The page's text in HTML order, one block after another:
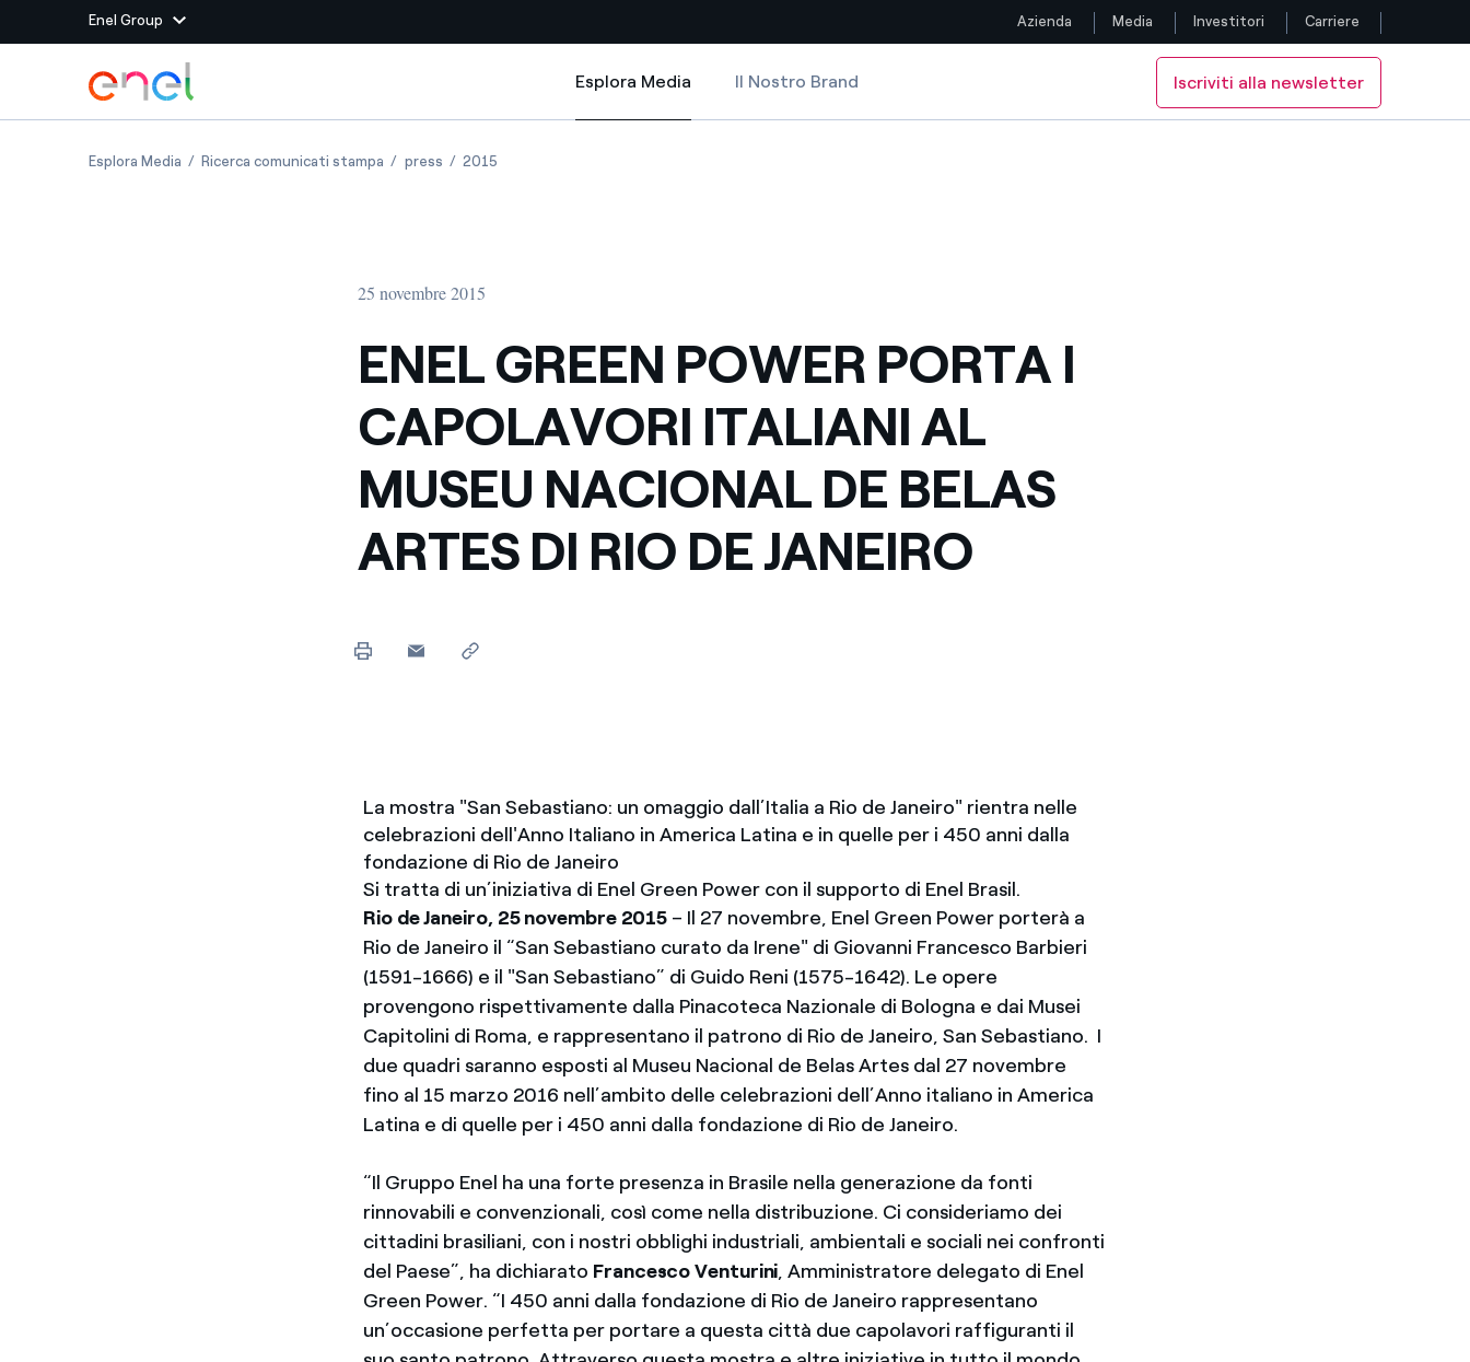
Enel Group
Siti del Gruppo
Enel Green Power Produciamo energia pulita da fonti rinnovabili
Massimizziamo la creazione di valore grazie al
rapporto con i nostri fornitori
energia pulita
Raccontiamo la storia dell'elettricità in Italia
Siti Paese
Colombia
Iberia
Italia
Nord America
Seguici
Vai al contenuto principale
Azienda Media Investitori Carriere
Esplora Media
Esplora Media
Il Nostro Brand Iscriviti alla newsletter
Esplora MediaENEL GREEN POWER PORTA I CAPOLAVORI ITALIANI AL MUSEU NACIONAL DE BELAS ARTES DI RIO DE JANEIRO
Ricerca comunicati stampa ENEL GREEN POWER PORTA I CAPOLAVORI ITALIANI AL MUSEU NACIONAL DE BELAS ARTES DI RIO DE JANEIRO
pressENEL GREEN POWER PORTA I CAPOLAVORI ITALIANI AL MUSEU NACIONAL DE BELAS ARTES DI RIO DE JANEIRO
2015
25 novembre 2015
ENEL GREEN POWER PORTA I
CAPOLAVORI ITALIANI AL
MUSEU NACIONAL DE BELAS
ARTES DI RIO DE JANEIRO
La mostra "San Sebastiano: un omaggio dall’Italia a Rio de Janeiro" rientra nelle
celebrazioni dell'Anno Italiano in America Latina e in quelle per i 450 anni dalla
fondazione di Rio de Janeiro
Si tratta di un’iniziativa di Enel Green Power con il supporto di Enel Brasil.
Rio de Janeiro, 25 novembre 2015 – Il 27 novembre, Enel Green Power porterà a
Rio de Janeiro il “San Sebastiano curato da Irene" di Giovanni Francesco Barbieri
(1591-1666) e il "San Sebastiano” di Guido Reni (1575-1642). Le opere
provengono rispettivamente dalla Pinacoteca Nazionale di Bologna e dai Musei
Capitolini di Roma, e rappresentano il patrono di Rio de Janeiro, San Sebastiano. I
due quadri saranno esposti al Museu Nacional de Belas Artes dal 27 novembre
fino al 15 marzo 2016 nell’ambito delle celebrazioni dell’Anno italiano in America
Latina e di quelle per i 450 anni dalla fondazione di Rio de Janeiro.
“Il Gruppo Enel ha una forte presenza in Brasile nella generazione da fonti
rinnovabili e convenzionali, così come nella distribuzione. Ci consideriamo dei
cittadini brasiliani, con i nostri obblighi industriali, ambientali e sociali nei confronti
del Paese”, ha dichiarato Francesco Venturini, Amministratore delegato di Enel
Green Power. “I 450 anni dalla fondazione di Rio de Janeiro rappresentano
un’occasione perfetta per portare a questa città due capolavori raffiguranti il